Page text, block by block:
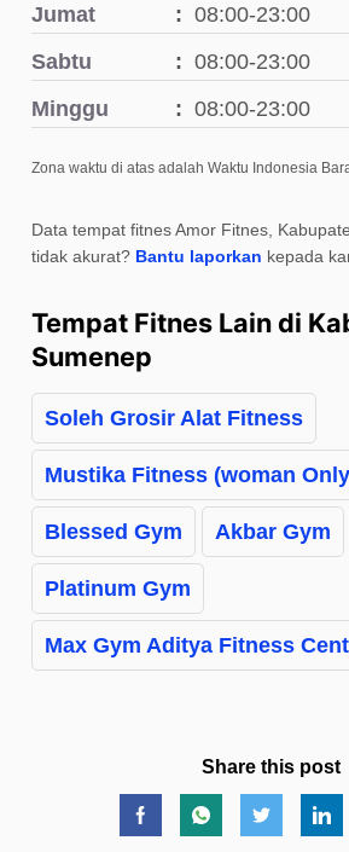
Jumat
08:00-23:00
Sabtu
08:00-23:00
Minggu
08:00-23:00
Zona waktu di atas adalah Waktu Indonesia
Data tempat fitnes Amor Fitnes,
tidak akurat? Bantu laporkan kepada
Tempat Fitnes Lain di
Sumenep
Soleh Grosir Alat Fitness
Mustika Fitness (woman
Blessed Gym Akbar Gym
Platinum Gym
Max Gym Aditya Fitness
Share this post